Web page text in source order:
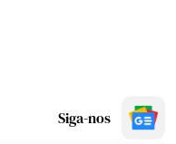
Siga-nos